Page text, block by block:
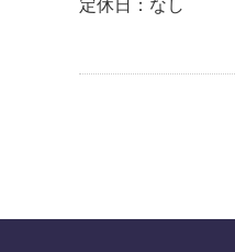
定休日：なし